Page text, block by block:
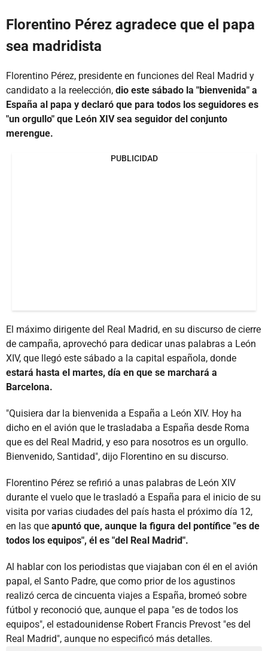
Florentino Pérez agradece que el papa
sea madridista
Florentino Pérez, presidente en funciones del Real Madrid y
candidato a la reelección, dio este sábado la "bienvenida" a
España al papa y declaró que para todos los seguidores es
"un orgullo" que León XIV sea seguidor del conjunto
merengue.
PUBLICIDAD
El máximo dirigente del Real Madrid, en su discurso de cierre
de campaña, aprovechó para dedicar unas palabras a León
XIV, que llegó este sábado a la capital española, donde
estará hasta el martes, día en que se marchará a
Barcelona.
"Quisiera dar la bienvenida a España a León XIV. Hoy ha
dicho en el avión que le trasladaba a España desde Roma
que es del Real Madrid, y eso para nosotros es un orgullo.
Bienvenido, Santidad", dijo Florentino en su discurso.
Florentino Pérez se refirió a unas palabras de León XIV
durante el vuelo que le trasladó a España para el inicio de su
visita por varias ciudades del país hasta el próximo día 12,
en las que apuntó que, aunque la figura del pontífice "es de
todos los equipos", él es "del Real Madrid".
Al hablar con los periodistas que viajaban con él en el avión
papal, el Santo Padre, que como prior de los agustinos
realizó cerca de cincuenta viajes a España, bromeó sobre
fútbol y reconoció que, aunque el papa "es de todos los
equipos", el estadounidense Robert Francis Prevost "es del
Real Madrid", aunque no especificó más detalles.